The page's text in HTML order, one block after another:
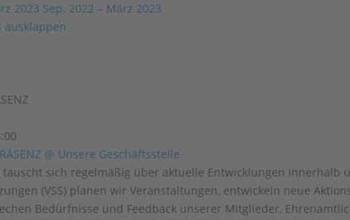
2023 Sep. 2022 – März 2023
ausklappen
tauscht sich regelmäßig über aktuelle Entwicklungen innerhalb
(VSS) planen wir Veranstaltungen, entwickeln neue
Bedürfnisse und Feedback unserer Mitglieder,